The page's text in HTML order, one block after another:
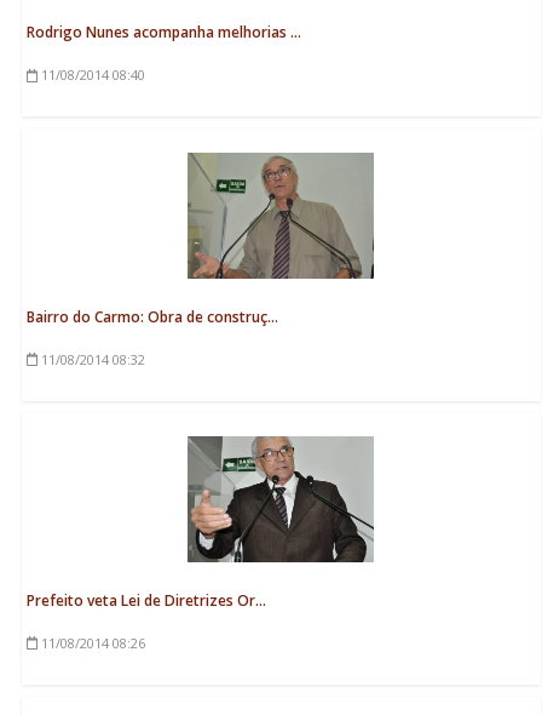
Rodrigo Nunes acompanha melhorias ...
11/08/2014 08:40
Bairro do Carmo: Obra de construç...
11/08/2014 08:32
Prefeito veta Lei de Diretrizes Or...
11/08/2014 08:26